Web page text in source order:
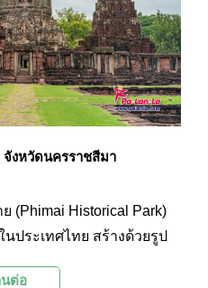
งหวัดนครราชสีมา
(Phimai Historical Park)
ประเทศไทย สร้างด้วยรูป
นต่อ